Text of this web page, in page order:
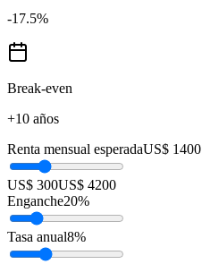
-17.5%
Break-even
+10 años
Renta mensual esperadaUS$ 1400
US$ 300US$ 4200
Enganche20%
Tasa anual8%